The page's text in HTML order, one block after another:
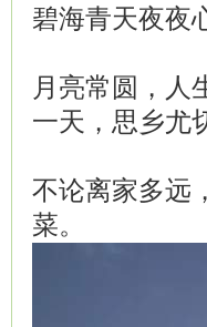
碧海青天夜夜
月亮常圆，人
一天，思乡尤
不论离家多远
菜。